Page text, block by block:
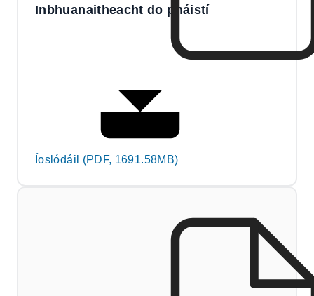
Inbhuanaitheacht do pháistí
Íoslódáil (PDF, 1691.58MB)